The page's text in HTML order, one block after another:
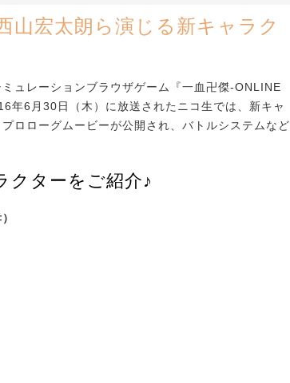
山宏太朗ら演じる新キャラク
ュレーションブラウザゲーム『一血卍傑-ONLINE
6月30日（木）に放送されたニコ生では、新キャ
ロローグムービーが公開され、バトルシステムなど
クターをご紹介♪